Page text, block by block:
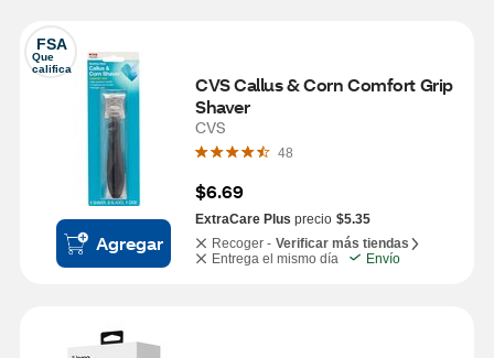
FSA
Que
califica
Agregar
CVS Callus & Corn Comfort Grip
Shaver
CVS
48
$6.69
ExtraCare Plus precio $5.35
Recoger - Verificar más tiendas
Entrega el mismo día
Envío